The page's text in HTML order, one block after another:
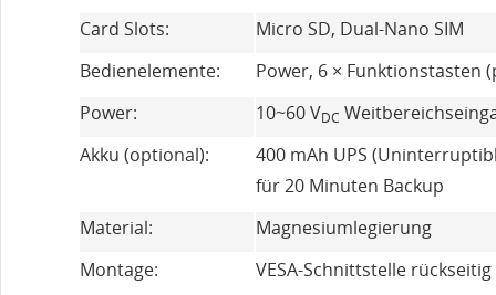
Card Slots:
Micro SD, Dual-Nano SIM
Bedienelemente:
Power, 6 × Funktionstasten
Power:
10~60 VDC
Akku (optional):
400 mAh UPS
für 20 Minuten Backup
Material:
Magnesiumlegierung
Montage:
VESA-Schnittstelle rückseitig